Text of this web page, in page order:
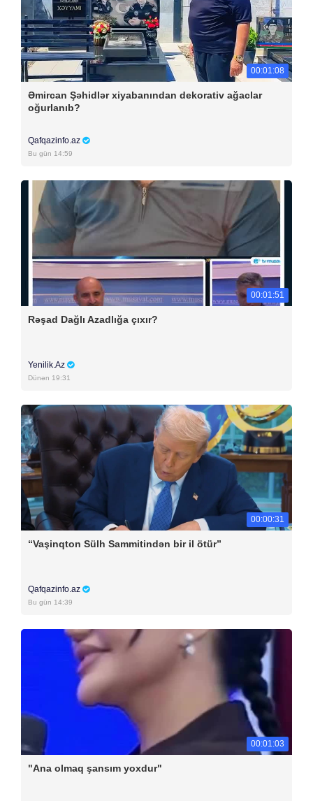
00:01:08
Əmircan Şəhidlər xiyabanından dekorativ ağaclar
oğurlanıb?
Qafqazinfo.az
Bu gün 14:59
00:01:51
Rəşad Dağlı Azadlığa çıxır?
Yenilik.Az
Dünən 19:31
00:00:31
“Vaşinqton Sülh Sammitindən bir il ötür”
Qafqazinfo.az
Bu gün 14:39
00:01:03
"Ana olmaq şansım yoxdur"